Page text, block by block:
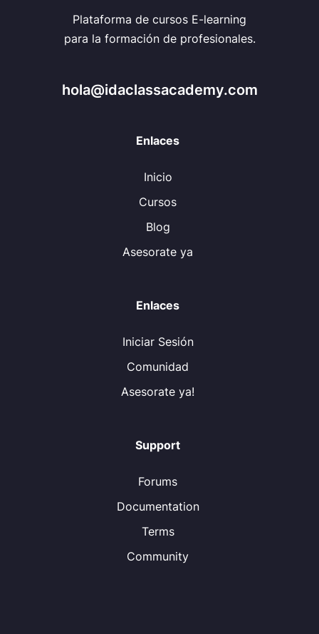
Plataforma de cursos E-learning
para la formación de profesionales.
hola@idaclassacademy.com
Enlaces
Inicio
Cursos
Blog
Asesorate ya
Enlaces
Iniciar Sesión
Comunidad
Asesorate ya!
Support
Forums
Documentation
Terms
Community